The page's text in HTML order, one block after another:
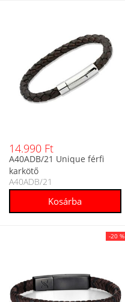
14.990 Ft
A40ADB/21 Unique férfi
karkötő
A40ADB/21
-20 %